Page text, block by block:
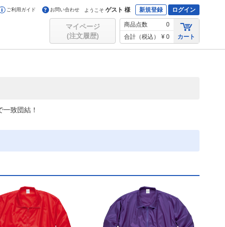
ご利用ガイド お問い合わせ ようこそ ゲスト 様 新規登録 ログイン
マイページ
(注文履歴)
商品点数
0
合計（税込）
¥ 0 カート
致団結！